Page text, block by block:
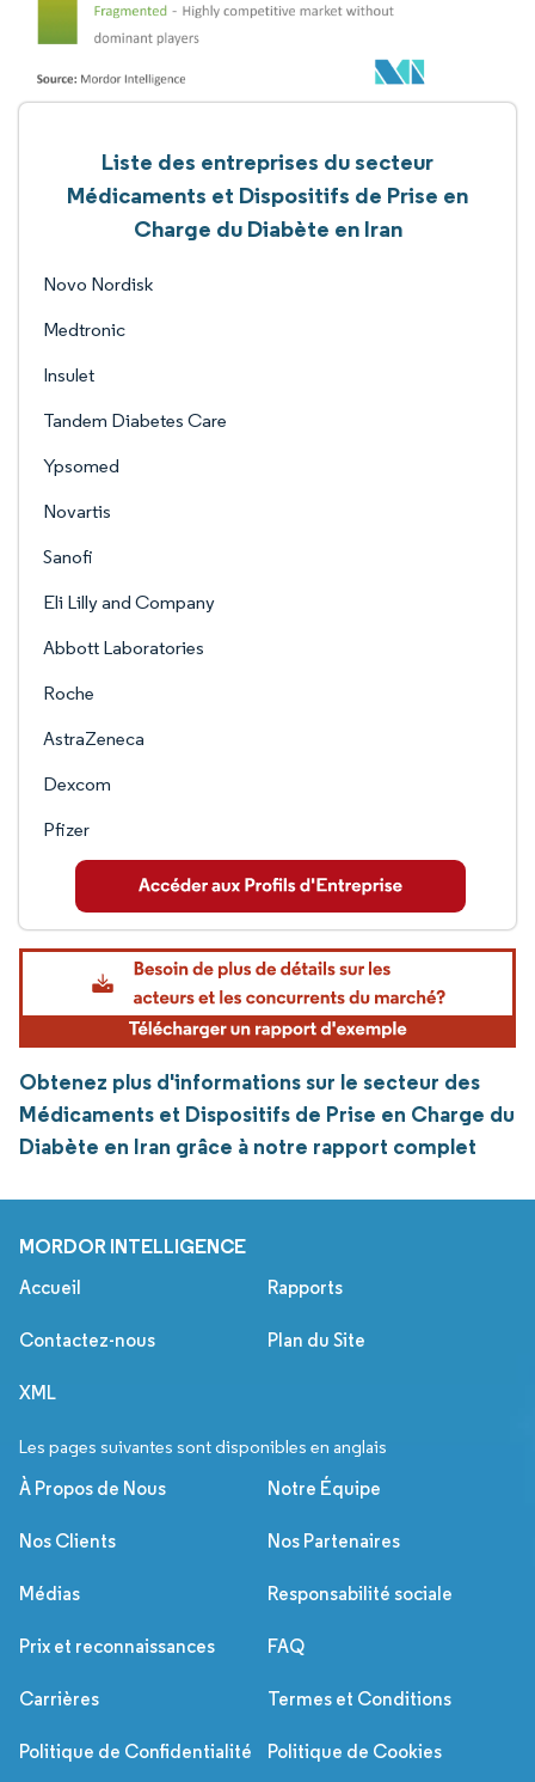
Liste des entreprises du secteur
Médicaments et Dispositifs de Prise en
Charge du Diabète en Iran
Novo Nordisk
Medtronic
Insulet
Tandem Diabetes Care
Ypsomed
Novartis
Sanofi
Eli Lilly and Company
Abbott Laboratories
Roche
AstraZeneca
Dexcom
Pfizer
Obtenez plus d'informations sur le secteur des
Médicaments et Dispositifs de Prise en Charge du
Diabète en Iran grâce à notre rapport complet
MORDOR INTELLIGENCE
Accueil Rapports
Contactez-nous Plan du Site
XML
Les pages suivantes sont disponibles en anglais
À Propos de Nous Notre Équipe
Nos Clients Nos Partenaires
Médias Responsabilité sociale
Prix et reconnaissances FAQ
Carrières Termes et Conditions
Politique de Confidentialité Politique de Cookies